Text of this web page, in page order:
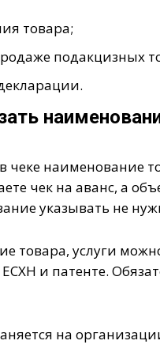
товара;
подакцизных
чеке наименование
чек на аванс, а
указывать не
товара, услуги
и патенте.
на